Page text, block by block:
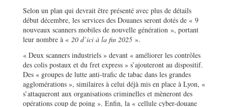
Selon un plan qui devrait être présenté avec plus de détails
début décembre, les services des Douanes seront dotés de « 9
nouveaux scanners mobiles de nouvelle génération », portant
leur nombre à « 20 d’ici à la fin 2025 ».
« Deux scanners industriels » devant « améliorer les contrôles
des colis postaux et du fret express » s’ajouteront au dispositif.
Des « groupes de lutte anti-trafic de tabac dans les grandes
agglomérations », similaires à celui déjà mis en place à Lyon, «
s’attaqueront aux organisations criminelles et mèneront des
opérations coup de poing ». Enfin, la « cellule cyber-douane